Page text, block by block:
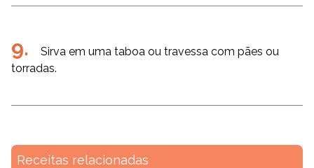
Sirva em uma taboa ou travessa com pães ou
torradas.
Receitas relacionadas